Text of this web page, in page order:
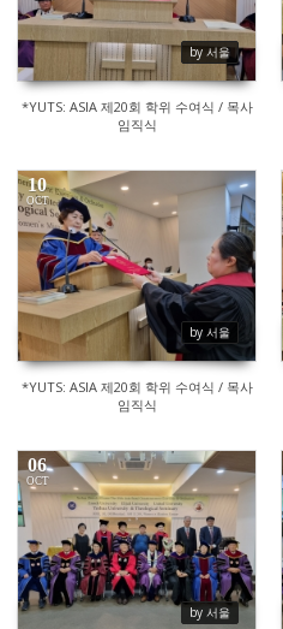
by 서울
*YUTS: ASIA 제20회 학위 수여식 / 목사
임직식
10
OCT
by 서울
412
*YUTS: ASIA 제20회 학위 수여식 / 목사
임직식
06
OCT
by 서울
419